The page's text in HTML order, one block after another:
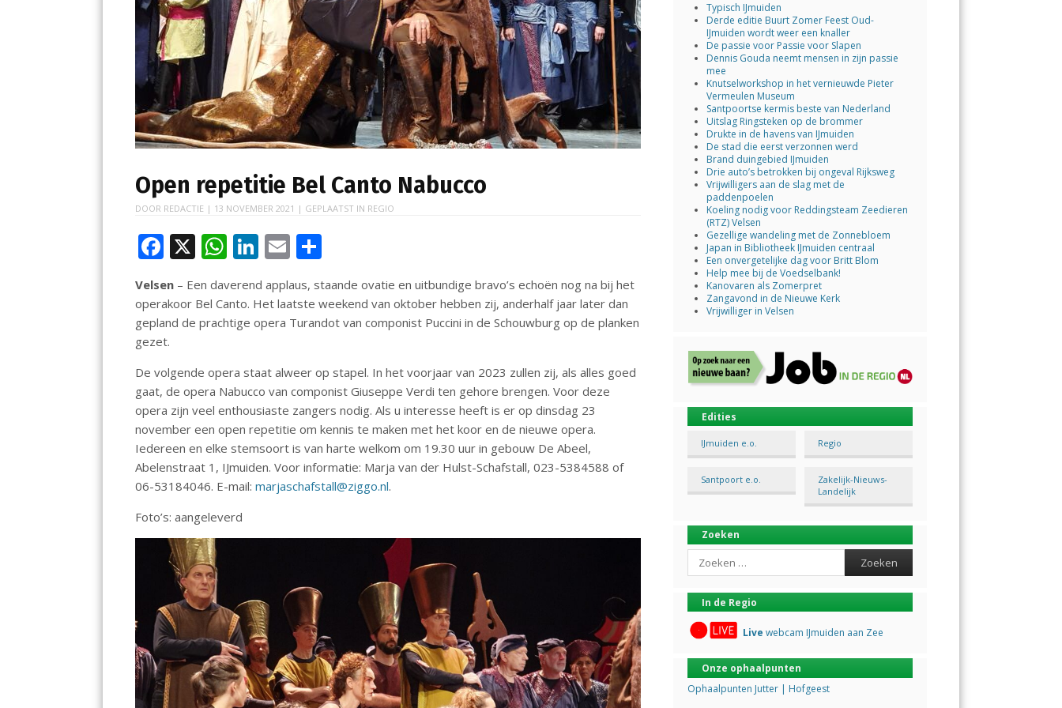
Open repetitie Bel Canto Nabucco
DOOR REDACTIE | 13 NOVEMBER 2021 | GEPLAATST IN REGIO
F
ac
e
b
o
o
k
X W
h
at
s
p
p
Li
n
k
e
n
E
m
ai
l
e
n
Velsen – Een daverend applaus, staande ovatie en uitbundige bravo’s echoën nog na bij het
operakoor Bel Canto. Het laatste weekend van oktober hebben zij, anderhalf jaar later dan
gepland de prachtige opera Turandot van componist Puccini in de Schouwburg op de planken
gezet.
De volgende opera staat alweer op stapel. In het voorjaar van 2023 zullen zij, als alles goed
gaat, de opera Nabucco van componist Giuseppe Verdi ten gehore brengen. Voor deze
opera zijn veel enthousiaste zangers nodig. Als u interesse heeft is er op dinsdag 23
november een open repetitie om kennis te maken met het koor en de nieuwe opera.
Iedereen en elke stemsoort is van harte welkom om 19.30 uur in gebouw De Abeel,
Abelenstraat 1, IJmuiden. Voor informatie: Marja van der Hulst-Schafstall, 023-5384588 of
06-53184046. E-mail:marjaschafstall@ziggo.nl.
Foto’s: aangeleverd
Typisch IJmuiden
Derde editie Buurt Zomer Feest Oud-
IJmuiden wordt weer een knaller
De passie voor Passie voor Slapen
Dennis Gouda neemt mensen in zijn passie
mee
Knutselworkshop in het vernieuwde Pieter
Vermeulen Museum
Santpoortse kermis beste van Nederland
Uitslag Ringsteken op de brommer
Drukte in de havens van IJmuiden
De stad die eerst verzonnen werd
Brand duingebied IJmuiden
Drie auto’s betrokken bij ongeval Rijksweg
Vrijwilligers aan de slag met de
paddenpoelen
Koeling nodig voor Reddingsteam Zeedieren
(RTZ) Velsen
Gezellige wandeling met de Zonnebloem
Japan in Bibliotheek IJmuiden centraal
Een onvergetelijke dag voor Britt Blom
Help mee bij de Voedselbank!
Kanovaren als Zomerpret
Zangavond in de Nieuwe Kerk
Vrijwilliger in Velsen
Edities
IJmuiden e.o. Regio
Santpoort e.o.
Zakelijk-Nieuws-
Landelijk
Zoeken
Search
In de Regio
Live webcam IJmuiden aan Zee
Onze ophaalpunten
Ophaalpunten Jutter | Hofgeest